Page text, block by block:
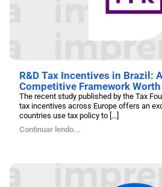
R&D Tax Incentives in Brazil:
Competitive Framework
The recent study published by the Tax
tax incentives across Europe offers an
countries use tax policy to [...]
Continuar lendo...